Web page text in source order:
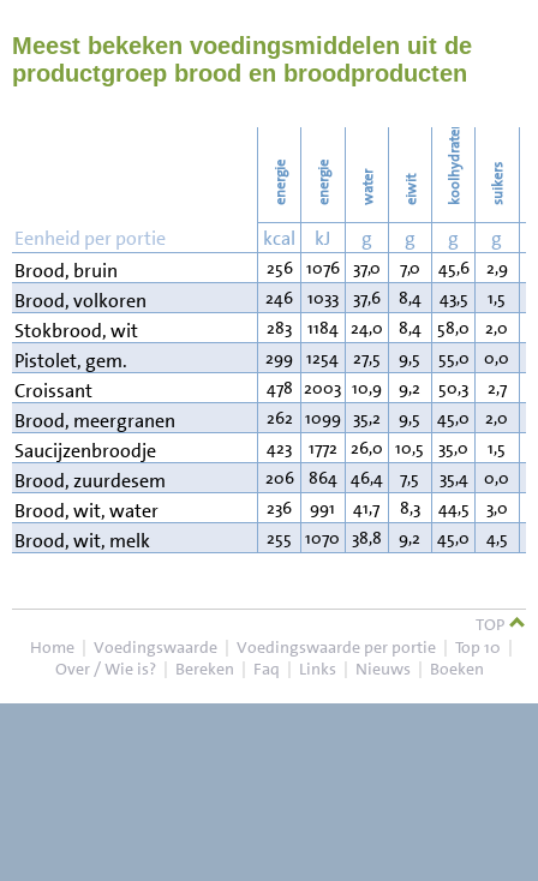
Strijken 10
12
Meest bekeken voedingsmiddelen uit de
productgroep brood en broodproducten
energie energie water eiwit koolhydraten suikers
Eenheid per portie kcal kJ g g g g
Brood, bruin
256 1076 37,0 7,0 45,6 2,9
Brood, volkoren 246 1033 37,6 8,4 43,5 1,5
Stokbrood, wit 283 1184 24,0 8,4 58,0 2,0
Pistolet, gem. 299 1254 27,5 9,5 55,0 0,0
Croissant 478 2003 10,9 9,2 50,3 2,7
Brood, meergranen 262 1099 35,2 9,5 45,0 2,0
Saucijzenbroodje 423 1772 26,0 10,5 35,0 1,5
Brood, zuurdesem 206 864 46,4 7,5 35,4 0,0
Brood, wit, water 236 991 41,7 8,3 44,5 3,0
Brood, wit, melk 255 1070 38,8 9,2 45,0 4,5
TOP
Home | Voedingswaarde | Voedingswaarde per portie | Top 10 |
Over / Wie is? | Bereken | Faq | Links | Nieuws | Boeken